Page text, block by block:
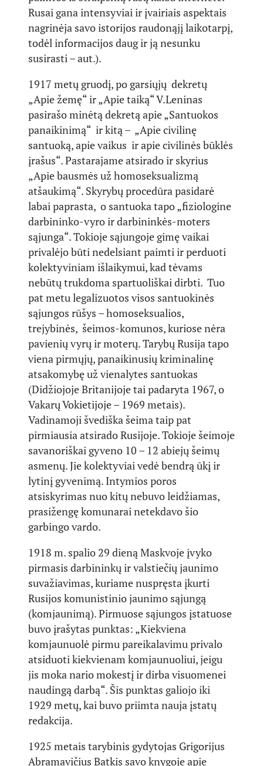
Rusai gana intensyviai ir įvairiais aspektais
nagrinėja savo istorijos raudonąjį laikotarpį,
todėl informacijos daug ir ją nesunku
susirasti – aut.).
1917 metų gruodį, po garsiųjų dekretų
„Apie žemę“ ir „Apie taiką“ V.Leninas
pasirašo minėtą dekretą apie „Santuokos
panaikinimą“ ir kitą – „Apie civilinę
santuoką, apie vaikus ir apie civilinės būklės
įrašus“. Pastarajame atsirado ir skyrius
„Apie bausmės už homoseksualizmą
atšaukimą“. Skyrybų procedūra pasidarė
labai paprasta, o santuoka tapo „fiziologine
darbininko-vyro ir darbininkės-moters
sąjunga“. Tokioje sąjungoje gimę vaikai
privalėjo būti nedelsiant paimti ir perduoti
kolektyviniam išlaikymui, kad tėvams
nebūtų trukdoma spartuoliškai dirbti. Tuo
pat metu legalizuotos visos santuokinės
sąjungos rūšys – homoseksualios,
trejybinės, šeimos-komunos, kuriose nėra
pavienių vyrų ir moterų. Tarybų Rusija tapo
viena pirmųjų, panaikinusių kriminalinę
atsakomybę už vienalytes santuokas
(Didžiojoje Britanijoje tai padaryta 1967, o
Vakarų Vokietijoje – 1969 metais).
Vadinamoji švediška šeima taip pat
pirmiausia atsirado Rusijoje. Tokioje šeimoje
savanoriškai gyveno 10 – 12 abiejų šeimų
asmenų. Jie kolektyviai vedė bendrą ūkį ir
lytinį gyvenimą. Intymios poros
atsiskyrimas nuo kitų nebuvo leidžiamas,
prasižengę komunarai netekdavo šio
garbingo vardo.
1918 m. spalio 29 dieną Maskvoje įvyko
pirmasis darbininkų ir valstiečių jaunimo
suvažiavimas, kuriame nuspręsta įkurti
Rusijos komunistinio jaunimo sąjungą
(komjaunimą). Pirmuose sąjungos įstatuose
buvo įrašytas punktas: „Kiekviena
komjaunuolė pirmu pareikalavimu privalo
atsiduoti kiekvienam komjaunuoliui, jeigu
jis moka nario mokestį ir dirba visuomenei
naudingą darbą“. Šis punktas galiojo iki
1929 metų, kai buvo priimta nauja įstatų
redakcija.
1925 metais tarybinis gydytojas Grigorijus
Abramavičius Batkis savo knygoje apie